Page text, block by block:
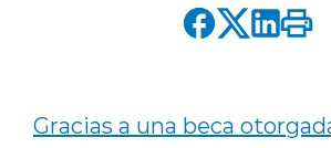
Gracias a una beca